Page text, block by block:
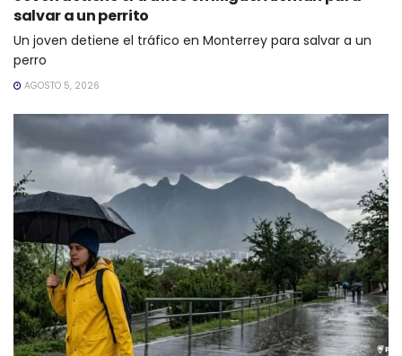
salvar a un perrito
Un joven detiene el tráfico en Monterrey para salvar a un
perro
AGOSTO 5, 2026